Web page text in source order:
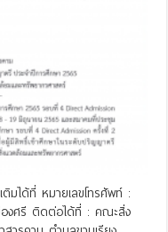
มได้ที่ หมายเลขโทรศัพท์ :
องศรี ติดต่อได้ที่ : คณะสิ่ง